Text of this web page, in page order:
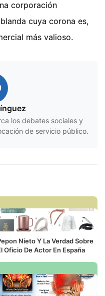
corporación
cuya corona es,
más valioso.
los debates sociales y
de servicio público.
Nieto Y La Verdad Sobre
Oficio De Actor En España